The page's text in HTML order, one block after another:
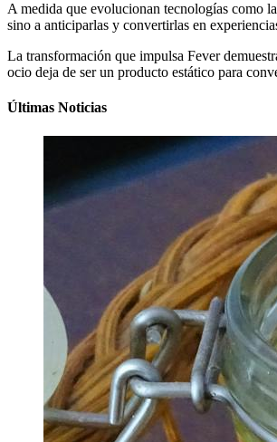
A medida que evolucionan tecnologías como
sino a anticiparlas y convertirlas en
La transformación que impulsa Fever
ocio deja de ser un producto estático para
Últimas Noticias